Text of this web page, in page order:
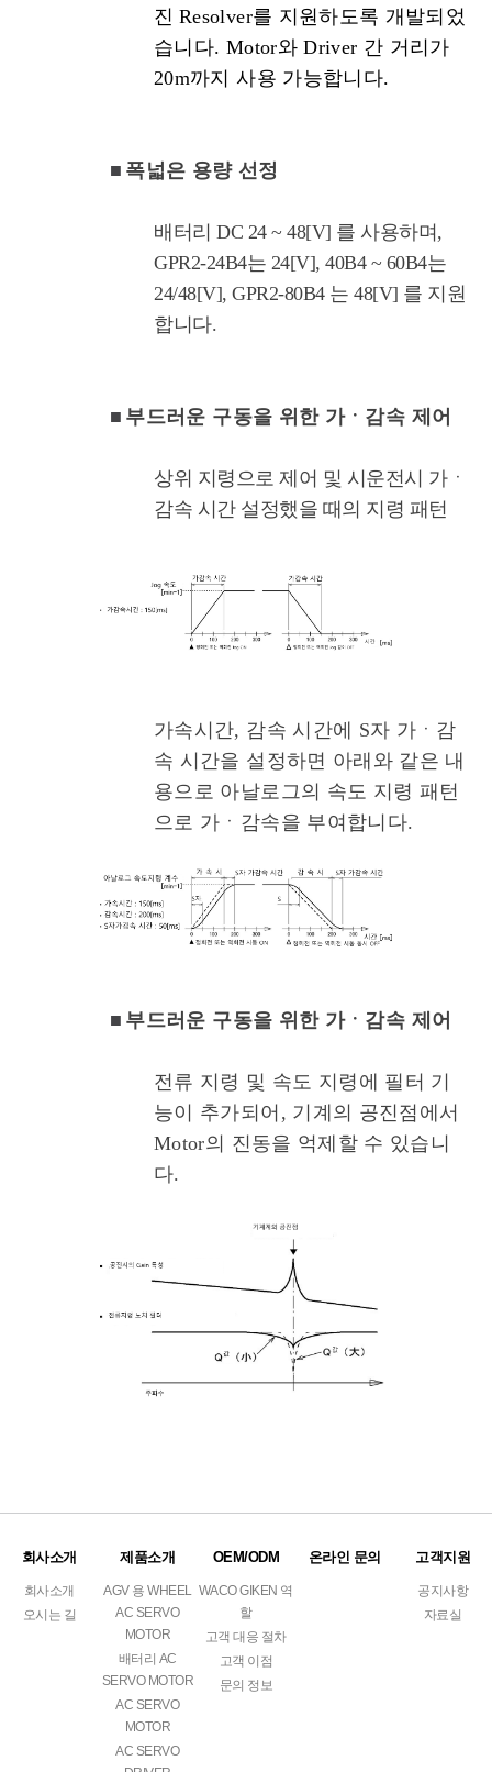
진 Resolver를 지원하도록 개발되었
습니다. Motor와 Driver 간 거리가
20m까지 사용 가능합니다.
■ 폭넓은 용량 선정
배터리 DC 24 ~ 48[V] 를 사용하며,
GPR2-24B4는 24[V], 40B4 ~ 60B4는
24/48[V], GPR2-80B4 는 48[V] 를 지원
합니다.
■ 부드러운 구동을 위한 가ㆍ감속 제어
상위 지령으로 제어 및 시운전시 가ㆍ
감속 시간 설정했을 때의 지령 패턴
가속시간, 감속 시간에 S자 가ㆍ감
속 시간을 설정하면 아래와 같은 내
용으로 아날로그의 속도 지령 패턴
으로 가ㆍ감속을 부여합니다.
■ 부드러운 구동을 위한 가ㆍ감속 제어
전류 지령 및 속도 지령에 필터 기
능이 추가되어, 기계의 공진점에서
Motor의 진동을 억제할 수 있습니
다.
회사소개
회사소개
오시는 길
제품소개
AGV 용 WHEEL
AC SERVO
MOTOR
배터리 AC
SERVO MOTOR
AC SERVO
MOTOR
AC SERVO
OEM/ODM
WACO GIKEN 역
할
고객 대응 절차
고객 이점
문의 정보
온라인 문의 고객지원
공지사항
자료실